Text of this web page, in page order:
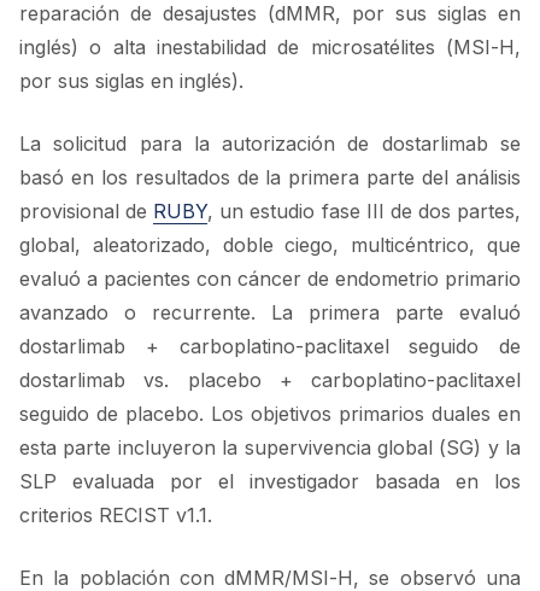
reparación de desajustes (dMMR, por sus siglas en
inglés) o alta inestabilidad de microsatélites (MSI-H,
por sus siglas en inglés).
La solicitud para la autorización de dostarlimab se
basó en los resultados de la primera parte del análisis
provisional de RUBY, un estudio fase III de dos partes,
global, aleatorizado, doble ciego, multicéntrico, que
evaluó a pacientes con cáncer de endometrio primario
avanzado o recurrente. La primera parte evaluó
dostarlimab + carboplatino-paclitaxel seguido de
dostarlimab vs. placebo + carboplatino-paclitaxel
seguido de placebo. Los objetivos primarios duales en
esta parte incluyeron la supervivencia global (SG) y la
SLP evaluada por el investigador basada en los
criterios RECIST v1.1.
En la población con dMMR/MSI-H, se observó una